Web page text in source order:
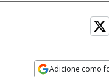
Adicione como